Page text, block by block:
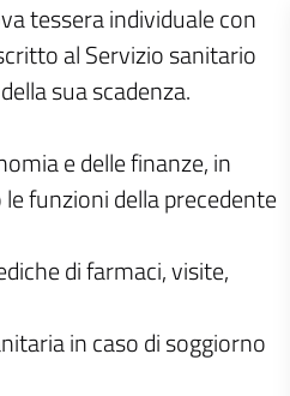
tessera individuale con
al Servizio sanitario
sua scadenza.
e delle finanze, in
funzioni della precedente
di farmaci, visite,
in caso di soggiorno